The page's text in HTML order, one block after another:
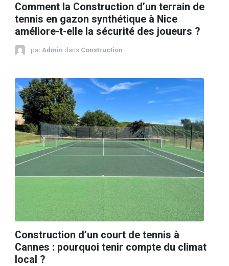
Comment la Construction d’un terrain de
tennis en gazon synthétique à Nice
améliore-t-elle la sécurité des joueurs ?
par Admin dans Construction
Construction d’un court de tennis à
Cannes : pourquoi tenir compte du climat
local ?